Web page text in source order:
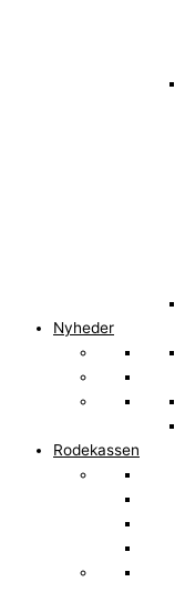
Nyheder
Rodekassen